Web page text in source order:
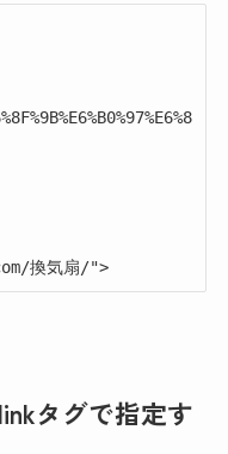
換気扇/">
タグで指定す